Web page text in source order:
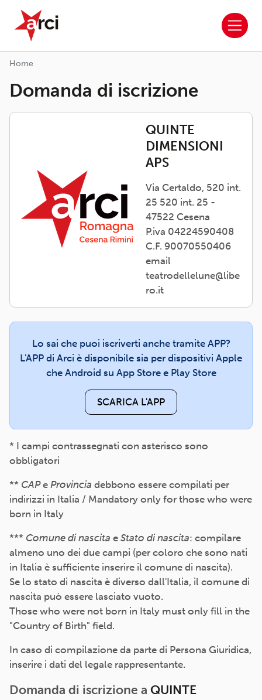
Salta al contenuto principale
ARCI APS
Home
Domanda di iscrizione
QUINTE
DIMENSIONI
APS
Via Certaldo, 520 int.
25 520 int. 25 -
47522 Cesena
P.iva 04224590408
C.F. 90070550406
email
teatrodellelune@libe
ro.it
Lo sai che puoi iscriverti anche tramite APP?
L'APP di Arci è disponibile sia per dispositivi Apple
che Android su App Store e Play Store
SCARICA L'APP
* I campi contrassegnati con asterisco sono
obbligatori
** CAPe Provincia debbono essere compilati per
indirizzi in Italia / Mandatory only for those who were
born in Italy
*** Comune di nascita e Stato di nascita: compilare
almeno uno dei due campi (per coloro che sono nati
in Italia è sufficiente inserire il comune di nascita).
Se lo stato di nascita è diverso dall'Italia, il comune di
nascita può essere lasciato vuoto.
Those who were not born in Italy must only fill in the
"Country of Birth" field.
In caso di compilazione da parte di Persona Giuridica,
inserire i dati del legale rappresentante.
Domanda di iscrizione a QUINTE